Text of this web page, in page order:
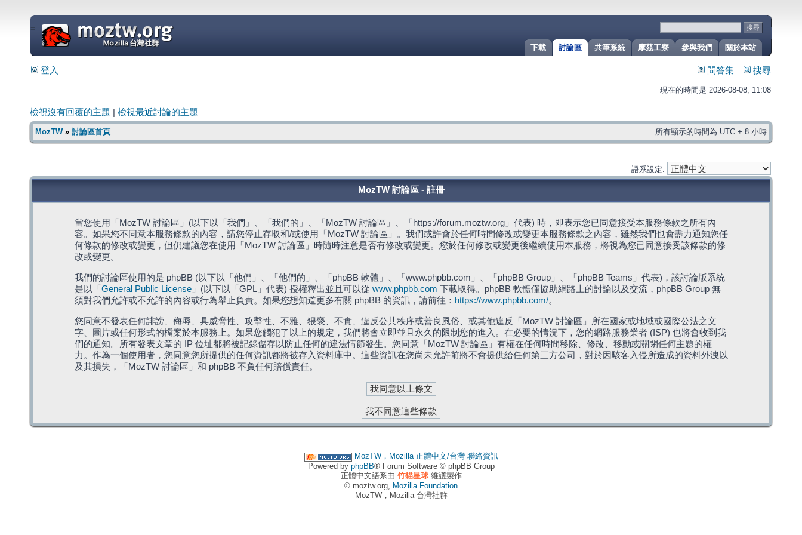
關於本站
參與我們
摩茲工寮
共筆系統
討論區
下載
=
登入 問答集 搜尋
現在的時間是 2026-08-08, 11:08
檢視沒有回覆的主題 檢視最近討論的主題
MozTW» 討論區首頁 所有顯示的時間為 UTC + 8 小時
語系設定:
MozTW 討論區 - 註冊
當您使用「MozTW 討論區」(以下以「我們」、「我們的」、「MozTW 討論區」、「https://forum.moztw.org」代表) 時，即表示您已同意接受本服務條款之所有內
容。如果您不同意本服務條款的內容，請您停止存取和/或使用「MozTW 討論區」。我們或許會於任何時間修改或變更本服務條款之內容，雖然我們也會盡力通知您任
何條款的修改或變更，但仍建議您在使用「MozTW 討論區」時隨時注意是否有修改或變更。您於任何修改或變更後繼續使用本服務，將視為您已同意接受該條款的修
改或變更。
我們的討論區使用的是 phpBB (以下以「他們」、「他們的」、「phpBB 軟體」、「www.phpbb.com」、「phpBB Group」、「phpBB Teams」代表)，該討論版系統
是以「 General Public License」(以下以「GPL」代表) 授權釋出並且可以從 www.phpbb.com 下載取得。phpBB 軟體僅協助網路上的討論以及交流，phpBB Group 無
須對我們允許或不允許的內容或行為舉止負責。如果您想知道更多有關 phpBB 的資訊，請前往： https://www.phpbb.com/。
您同意不發表任何誹謗、侮辱、具威脅性、攻擊性、不雅、猥褻、不實、違反公共秩序或善良風俗、或其他違反「MozTW 討論區」所在國家或地域或國際公法之文
字、圖片或任何形式的檔案於本服務上。如果您觸犯了以上的規定，我們將會立即並且永久的限制您的進入。在必要的情況下，您的網路服務業者 (ISP) 也將會收到我
們的通知。所有發表文章的 IP 位址都將被記錄儲存以防止任何的違法情節發生。您同意「MozTW 討論區」有權在任何時間移除、修改、移動或關閉任何主題的權
力。作為一個使用者，您同意您所提供的任何資訊都將被存入資料庫中。這些資訊在您尚未允許前將不會提供給任何第三方公司，對於因駭客入侵所造成的資料外洩以
及其損失，「MozTW 討論區」和 phpBB 不負任何賠償責任。
MozTW，Mozilla 正體中文/台灣 聯絡資訊
Powered by phpBB® Forum Software © phpBB Group
正體中文語系由 竹貓星球維護製作
© moztw.org, Mozilla Foundation
MozTW，Mozilla 台灣社群